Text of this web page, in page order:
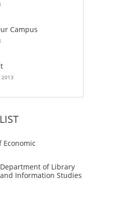
Campus
2013
Economic
Department of Library
and Information Studies